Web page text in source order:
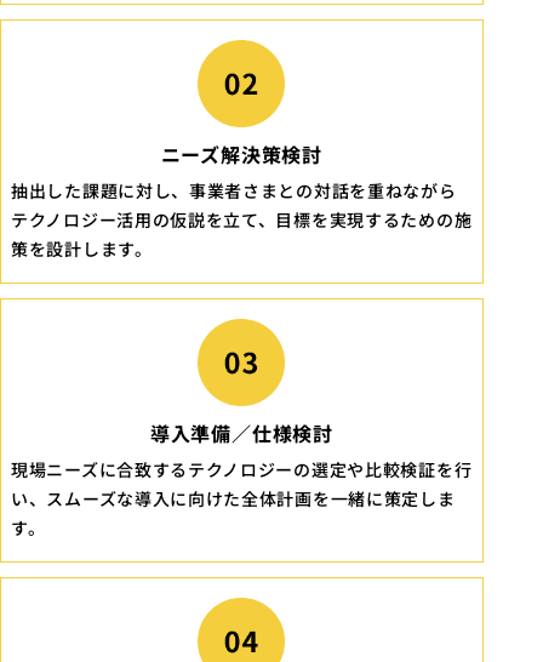
ニーズ解決策検討
抽出した課題に対し、事業者さまとの対話を重ねながら
テクノロジー活用の仮説を立て、目標を実現するための施
策を設計します。
導入準備／仕様検討
現場ニーズに合致するテクノロジーの選定や比較検証を行
い、スムーズな導入に向けた全体計画を一緒に策定しま
す。